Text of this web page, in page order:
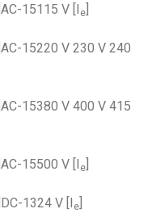
]AC-15115 V [I e
]AC-15220 V 230 V 240
]AC-15380 V 400 V 415
]AC-15500 V [I e
]DC-1324 V [I e